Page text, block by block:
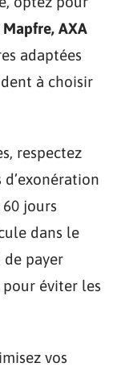
Mapfre, AXA
adaptées
à choisir
respectez
d’exonération
jours
dans le
de payer
éviter les
vos